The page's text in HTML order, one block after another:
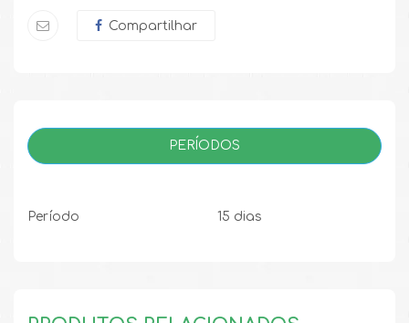
Compartilhar
PERÍODOS
Período 15 dias